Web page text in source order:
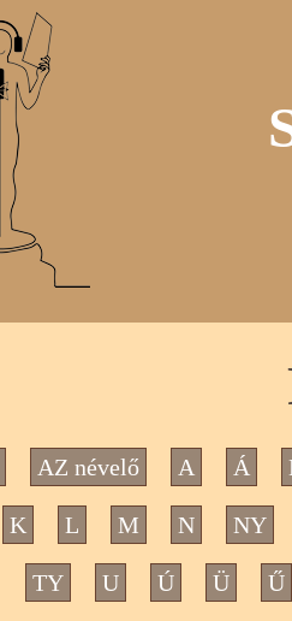
AZ névelő A Á
K L M N NY
TY U Ú Ü Ű